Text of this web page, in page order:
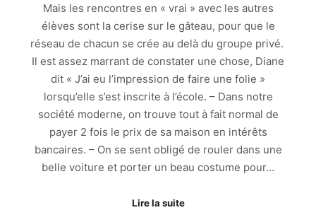
Mais les rencontres en « vrai » avec les autres
élèves sont la cerise sur le gâteau, pour que le
réseau de chacun se crée au delà du groupe privé.
Il est assez marrant de constater une chose, Diane
dit « J’ai eu l’impression de faire une folie »
lorsqu’elle s’est inscrite à l’école. – Dans notre
société moderne, on trouve tout à fait normal de
payer 2 fois le prix de sa maison en intérêts
bancaires. – On se sent obligé de rouler dans une
belle voiture et porter un beau costume pour…
Lire la suite